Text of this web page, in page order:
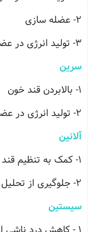
2- عضله سازی
3- تولید انرژی در عضله
سرین
1- بالابردن قند خون
2- تولید انرژی در عضله
آلانین
1- کمک به تنظیم قند خون
2- جلوگیری از تحلیل عضلات
سیستین